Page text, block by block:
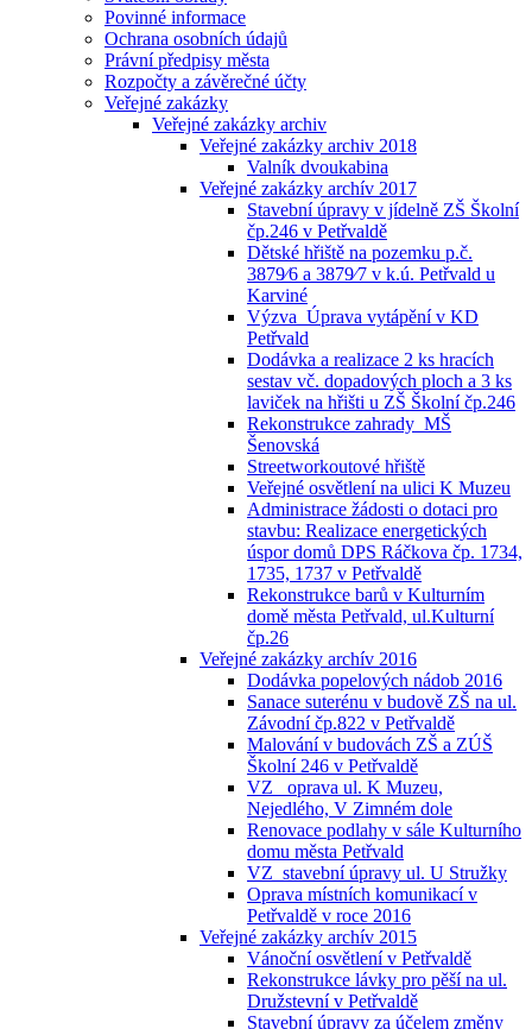
Povinné informace
Ochrana osobních údajů
Právní předpisy města
Rozpočty a závěrečné účty
Veřejné zakázky
Veřejné zakázky archiv
Veřejné zakázky archiv 2018
Valník dvoukabina
Veřejné zakázky archív 2017
Stavební úpravy v jídelně ZŠ Školní
čp.246 v Petřvaldě
Dětské hřiště na pozemku p.č.
3879⁄6 a 3879⁄7 v k.ú. Petřvald u
Karviné
Výzva_Úprava vytápění v KD
Petřvald
Dodávka a realizace 2 ks hracích
sestav vč. dopadových ploch a 3 ks
laviček na hřišti u ZŠ Školní čp.246
Rekonstrukce zahrady_MŠ
Šenovská
Streetworkoutové hřiště
Veřejné osvětlení na ulici K Muzeu
Administrace žádosti o dotaci pro
stavbu: Realizace energetických
úspor domů DPS Ráčkova čp. 1734,
1735, 1737 v Petřvaldě
Rekonstrukce barů v Kulturním
domě města Petřvald, ul.Kulturní
čp.26
Veřejné zakázky archív 2016
Dodávka popelových nádob 2016
Sanace suterénu v budově ZŠ na ul.
Závodní čp.822 v Petřvaldě
Malování v budovách ZŠ a ZÚŠ
Školní 246 v Petřvaldě
VZ_ oprava ul. K Muzeu,
Nejedlého, V Zimném dole
Renovace podlahy v sále Kulturního
domu města Petřvald
VZ_stavební úpravy ul. U Stružky
Oprava místních komunikací v
Petřvaldě v roce 2016
Veřejné zakázky archív 2015
Vánoční osvětlení v Petřvaldě
Rekonstrukce lávky pro pěší na ul.
Družstevní v Petřvaldě
Stavební úpravy za účelem změny